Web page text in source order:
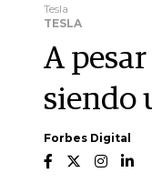
Tesla
TESLA
A
siendo
Forbes Digital